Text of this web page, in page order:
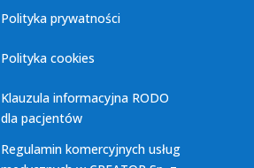
Polityka prywatności
Polityka cookies
Klauzula informacyjna RODO
dla pacjentów
Regulamin komercyjnych usług